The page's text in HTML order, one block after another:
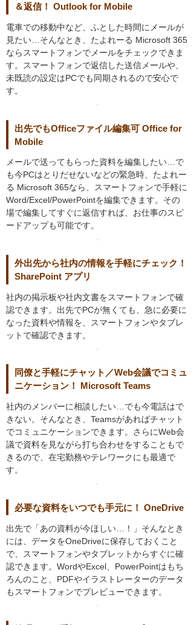
＆返信！ Outlook for Mobile
電車での移動中など、ふとした時間にメールが
見たい…そんなとき、たよれーる Microsoft 365
ならスマートフォンでメールをチェックできま
す。スマートフォンで返信した送信メールや、
未既読の設定はPCでも同期されるので安心で
す。
出先でもOfficeファイル編集可 Office for
Mobile
メールで送ってもらった資料を編集したい…で
も今PCはとりだせないなどの緊急時、たよれー
る Microsoft 365なら、スマートフォンで手軽に
Word/Excel/PowerPointを編集できます。その
場で編集してすぐに返信すれば、お仕事のスピ
ードアップも可能です。
外出先から社内の情報を手軽にチェック！
SharePoint アプリ
社内の掲示板や社内文書をスマートフォンで確
認できます。出先でPCが無くても、急に必要に
なった資料や情報を、スマートフォンやタブレ
ットで確認できます。
同僚と手軽にチャット／Web会議でコミュ
ニケーション！ Microsoft Teams
社内のメンバーに相談したい…でも今電話はで
きない。そんなとき、Teamsがあればチャット
でコミュニケーションできます。さらにWeb会
議で資料を見ながら打ち合わせをすることもで
きるので、在宅勤務やテレワークにも最適で
す。
必要な資料をいつでも手元に！ OneDrive
出先で「あの資料が今ほしい…！」そんなとき
には、データをOneDriveに保存しておくこと
で、スマートフォンやタブレットからすぐに確
認できます。WordやExcel、PowerPointはもち
ろんのこと、PDFやイラストレーターのデータ
もスマートフォンでプレビューできます。